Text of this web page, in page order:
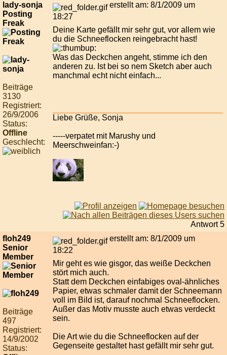
lady-sonja
Posting
Freak
Beiträge
3130
Registriert:
26/9/2006
Status:
Offline
Geschlecht:
erstellt am: 8/1/2009 um
18:27
Deine Karte gefällt mir sehr gut, vor allem wie
du die Schneeflocken reingebracht hast!
Was das Deckchen angeht, stimme ich den
anderen zu. Ist bei so nem Sketch aber auch
manchmal echt nicht einfach...
Liebe Grüße, Sonja
-----verpatet mit Marushy und
Meerschweinfan:-)
Antwort 5
floh249
Senior
Member
Beiträge
497
Registriert:
14/9/2002
Status:
erstellt am: 8/1/2009 um
18:22
Mir geht es wie gisgor, das weiße Deckchen
stört mich auch.
Statt dem Deckchen einfabiges oval-ähnliches
Papier, etwas schmaler damit der Schneemann
voll im Bild ist, darauf nochmal Schneeflocken.
Außer das Motiv musste auch etwas verdeckt
sein.
Die Art wie du die Schneeflocken auf der
Gegenseite gestaltet hast gefällt mir sehr gut.